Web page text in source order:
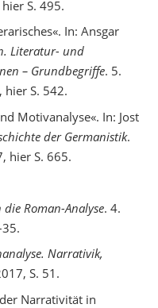
S. 495.
In: Ansgar
Literatur- und
– Grundbegriffe. 5.
hier S. 542.
Motivanalyse«. In: Jost
der Germanistik.
hier S. 665.
Roman-Analyse. 4.
Narrativik,
S. 51.
Narrativität in